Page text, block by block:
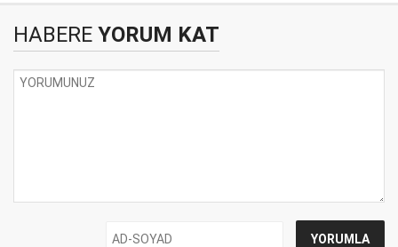
HABERE YORUM KAT